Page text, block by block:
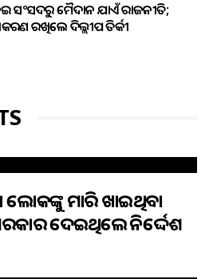
ସଂସଦରୁ ମୈଦାନ ଯାଏଁ ରାଜନୀତି;
ରଖିଲେ ଦିଲ୍ଲୀପ ତିର୍କୀ
ମାରି ଖାଇଥିବା
ଦେଇଥିଲେ ନିର୍ଦ୍ଦେଶ